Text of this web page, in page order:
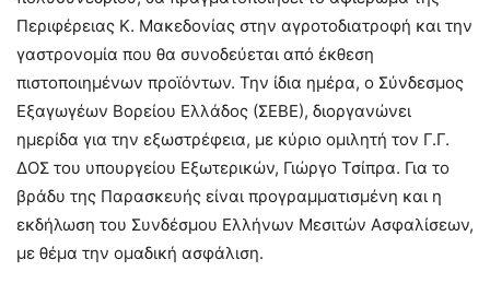
Περιφέρειας Κ. Μακεδονίας στην αγροτοδιατροφή και την
γαστρονομία που θα συνοδεύεται από έκθεση
πιστοποιημένων προϊόντων. Την ίδια ημέρα, ο Σύνδεσμος
Εξαγωγέων Βορείου Ελλάδος (ΣΕΒΕ), διοργανώνει
ημερίδα για την εξωστρέφεια, με κύριο ομιλητή τον Γ.Γ.
ΔΟΣ του υπουργείου Εξωτερικών, Γιώργο Τσίπρα. Για το
βράδυ της Παρασκευής είναι προγραμματισμένη και η
εκδήλωση του Συνδέσμου Ελλήνων Μεσιτών Ασφαλίσεων,
με θέμα την ομαδική ασφάλιση.